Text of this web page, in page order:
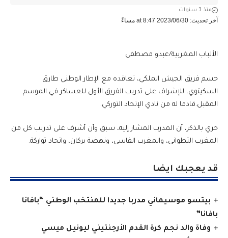
آخر تحديث: 2023/06/30 at 8:47 مساءً
منذ 3 سنوات
الألباب المغربية/عبدو مصطفى
حسم فريق الجيش الملكي، تعاقده مع الإطار الوطني طارق
السكيتوي، للإشراف على تدريب الفريق الأول للعساكر في الموسم
المقبل.قادما له من نادي الإتحاد التوركي.
حري بالذكر، أن المدرب المشار إليه، سبق وأن أشرف على تدريب كل من
المغرب التطواني، والمغرب الفاسي، ونهضة بركان، واتحاد تواركة.
قد يعجبك ايضا
بيتسو موسيماني مدربا جديدا للمنتخب الوطني “بافانا
بافانا”
وفاة والد نجم كرة القدم الأرجنتيني ليونيل ميسي